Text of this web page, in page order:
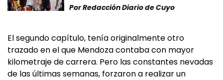
PorRedacción Diario de Cuyo
El segundo capítulo, tenía originalmente otro
trazado en el que Mendoza contaba con mayor
kilometraje de carrera. Pero las constantes nevadas
de las últimas semanas, forzaron a realizar un